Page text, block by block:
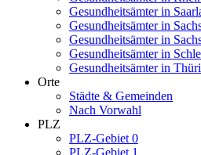
Gesundheitsämter in
Gesundheitsämter in
Gesundheitsämter in
Gesundheitsämter in
Gesundheitsämter in
Orte
Städte & Gemeinden
Nach Vorwahl
PLZ
PLZ-Gebiet 0
PLZ-Gebiet 1